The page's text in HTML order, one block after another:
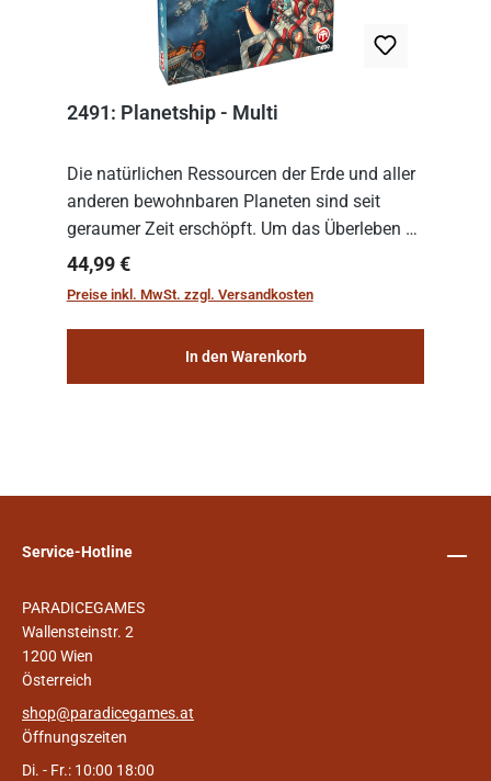
2491: Planetship - Multi
Die natürlichen Ressourcen der Erde und aller
anderen bewohnbaren Planeten sind seit
geraumer Zeit erschöpft. Um das Überleben zu
sichern, wurden die sogenannten
„Weltenschiffe“ gebaut. Auf diesen
Regulärer Preis:
44,99 €
Preise inkl. MwSt. zzgl. Versandkosten
In den Warenkorb
Service-Hotline
PARADICEGAMES
Wallensteinstr. 2
1200 Wien
Österreich
shop@paradicegames.at
Öffnungszeiten
Di. - Fr.: 10:00 18:00